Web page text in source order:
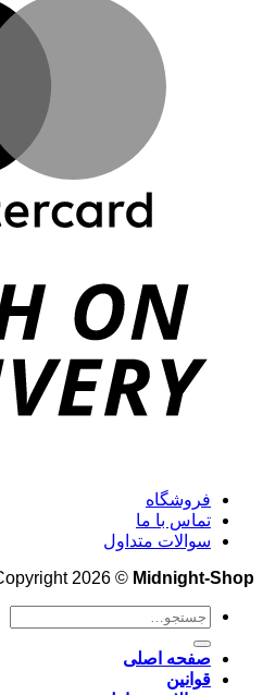
فروشگاه
تماس با ما
سوالات متداول
2026 © Midnight-Shop
جستجو
صفحه اصلی
قوانین